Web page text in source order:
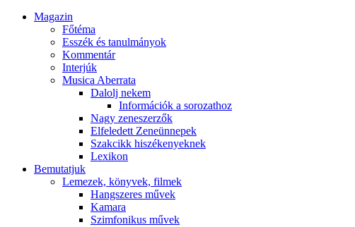
Magazin
Főtéma
Esszék és tanulmányok
Kommentár
Interjúk
Musica Aberrata
Dalolj nekem
Információk a sorozathoz
Nagy zeneszerzők
Elfeledett Zeneünnepek
Szakcikk hiszékenyeknek
Lexikon
Bemutatjuk
Lemezek, könyvek, filmek
Hangszeres művek
Kamara
Szimfonikus művek